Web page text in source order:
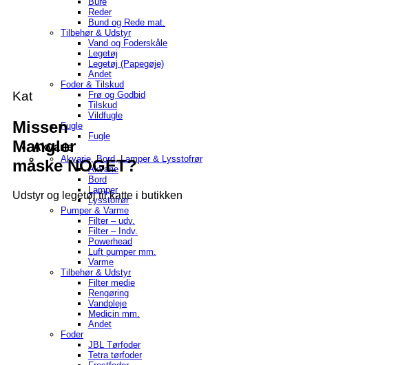
Reder
Bund og Rede mat.
Tilbehør & Udstyr
Vand og Foderskåle
Legetøj
Legetøj (Papegøje)
Andet
Foder & Tilskud
Frø og Godbid
Tilskud
Vildfugle
Fugle
Fugle
Akvarie
Akvarie, Bord, Lamper & Lysstofrør
Akvarie
Bord
Lamper
Lysstofrør
Pumper & Varme
Filter – udv.
Filter – Indv.
Powerhead
Luft pumper mm.
Varme
Tilbehør & Udstyr
Filter medie
Rengøring
Vandpleje
Medicin mm.
Andet
Foder
JBL Tørfoder
Tetra tørfoder
Kat
Missen
Mangler
måske NOGET?
Udstyr og legetøj til katte i butikken